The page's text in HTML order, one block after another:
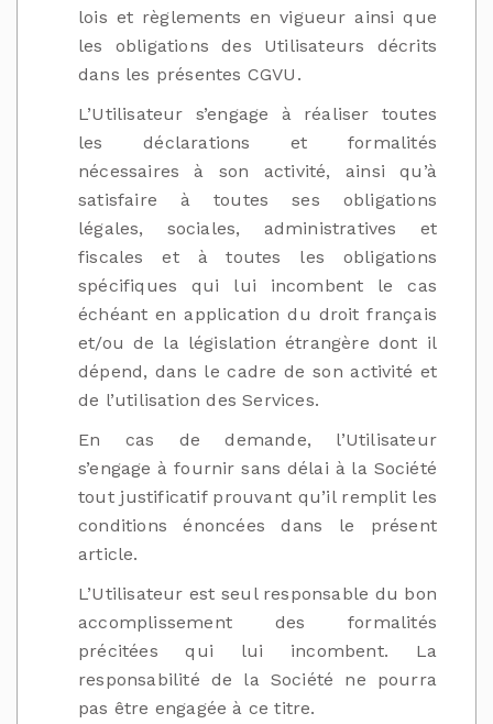
lois et règlements en vigueur ainsi que
les obligations des Utilisateurs décrits
dans les présentes CGVU.
L’Utilisateur s’engage à réaliser toutes
les déclarations et formalités
nécessaires à son activité, ainsi qu’à
satisfaire à toutes ses obligations
légales, sociales, administratives et
fiscales et à toutes les obligations
spécifiques qui lui incombent le cas
échéant en application du droit français
et/ou de la législation étrangère dont il
dépend, dans le cadre de son activité et
de l’utilisation des Services.
En cas de demande, l’Utilisateur
s’engage à fournir sans délai à la Société
tout justificatif prouvant qu’il remplit les
conditions énoncées dans le présent
article.
L’Utilisateur est seul responsable du bon
accomplissement des formalités
précitées qui lui incombent. La
responsabilité de la Société ne pourra
pas être engagée à ce titre.